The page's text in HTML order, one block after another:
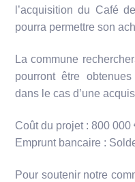
l’acquisition du Café
pourra permettre son
La commune
pourront être
dans le cas d’une
Coût du projet : 800 000
Emprunt bancaire :
Pour soutenir notre